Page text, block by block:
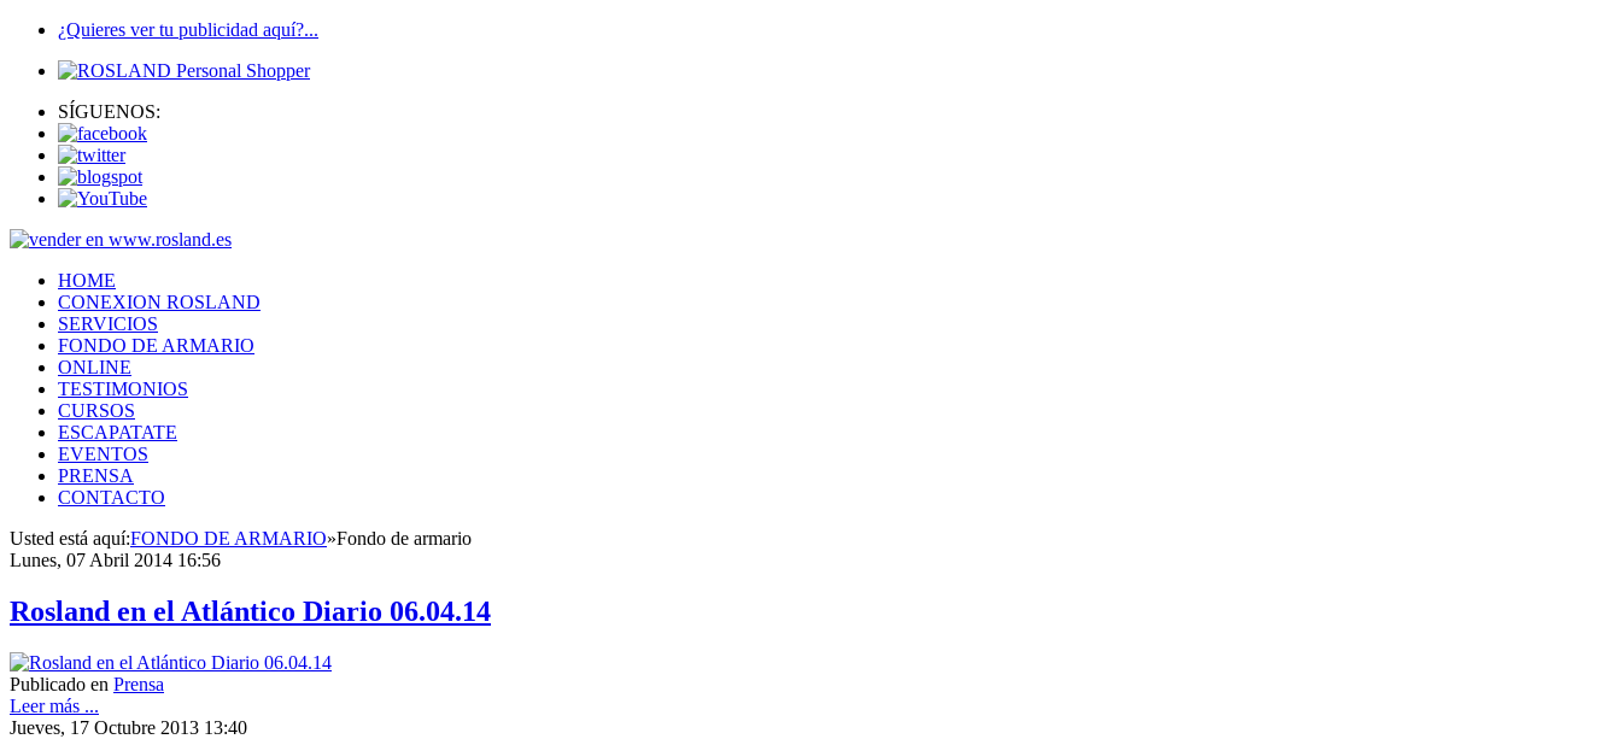
¿Quieres ver tu publicidad aquí?...
SÍGUENOS:
HOME
CONEXION ROSLAND
SERVICIOS
FONDO DE ARMARIO
ONLINE
TESTIMONIOS
CURSOS
ESCAPATATE
EVENTOS
PRENSA
CONTACTO
Usted está aquí:FONDO DE ARMARIO»Fondo de armario
Lunes, 07 Abril 2014 16:56
Rosland en el Atlántico Diario 06.04.14
Publicado en Prensa
Leer más ...
Jueves, 17 Octubre 2013 13:40